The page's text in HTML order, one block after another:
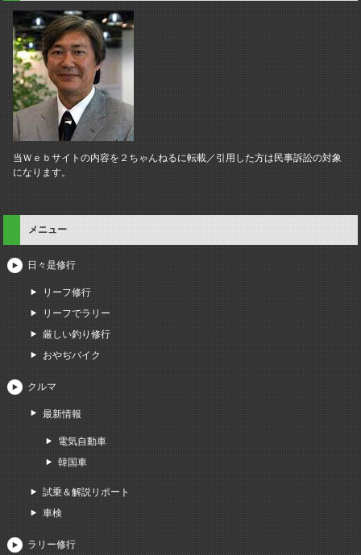
当Ｗｅｂサイトの内容を２ちゃんねるに転載／引用した方は民事訴訟の対象
になります。
メニュー
日々是修行
リーフ修行
リーフでラリー
厳しい釣り修行
おやぢバイク
クルマ
最新情報
電気自動車
韓国車
試乗＆解説リポート
車検
ラリー修行